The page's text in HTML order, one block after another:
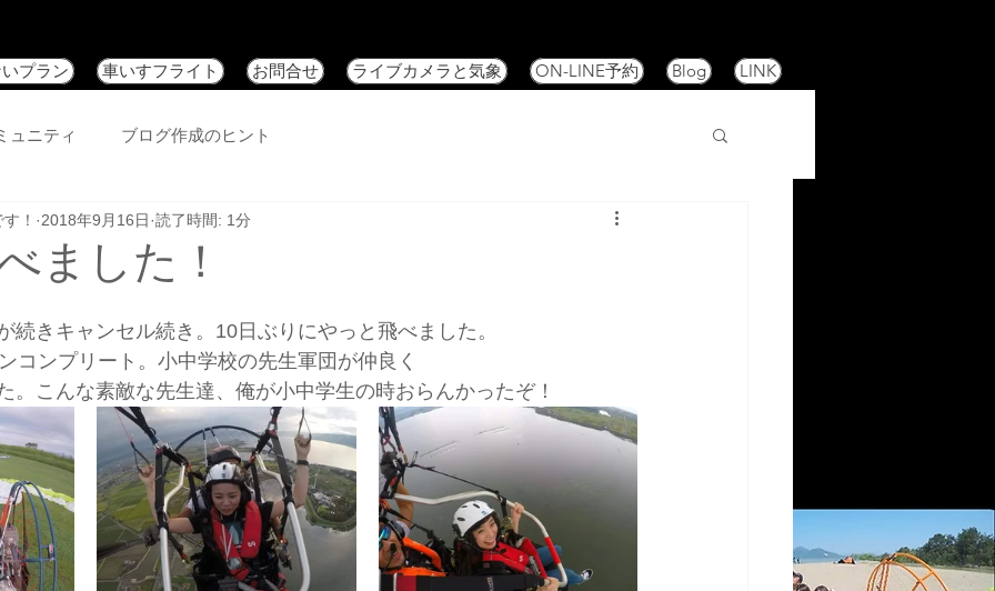
プラン 車いすフライト お問合せ ライブカメラと気象 ON-LINE予約 Blog LINK
ュニティ ブログ作成のヒント
ました！
！ 2018年9月16日 読了時間: 1分
続きキャンセル続き。10日ぶりにやっと飛べました。
コンプリート。小中学校の先生軍団が仲良く
。こんな素敵な先生達、俺が小中学生の時おらんかったぞ！